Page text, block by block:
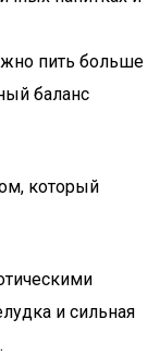
пить больше
баланс
который
и сильная